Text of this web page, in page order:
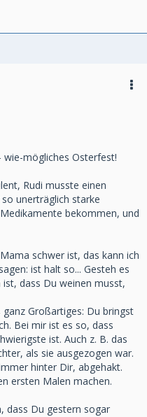
wie-mögliches Osterfest!
Rudi musste einen
unerträglich starke
bekommen, und
schwer ist, das kann ich
ist halt so... Gesteh es
dass Du weinen musst,
Großartiges: Du bringst
Bei mir ist es so, dass
ist. Auch z. B. das
als sie ausgezogen war.
hinter Dir, abgehakt.
ersten Malen machen.
dass Du gestern sogar